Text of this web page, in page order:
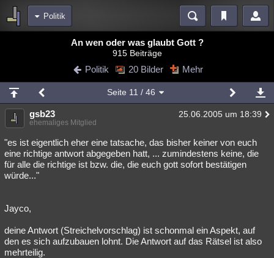
Politik
Blogs Videos
Chat Wiki Neuigkeiten
meine Rubriken
Menschen Mystery Kriminalfälle
Spiritualität Verschwörungen Technologie Ufologie
Natur Umfragen Unterhaltung
Astronomie Helpdesk Gruppen Gaming Filme
Musik
An wen oder was glaubt Gott ?
915 Beiträge
Politik 20 Bilder Mehr
Seite 11 / 46
gsb23 25.06.2005 um 18:39
ehemaliges Mitglied
"es ist eigentlich eher eine tatsache, das bisher keiner von euch
eine richtige antwort abgegeben hatt, ... zumindestens keine, die
für alle die richtige ist bzw. die, die euch gott sofort bestätigen
würde..."
Jayco,
deine Antwort (Streichelvorschlag) ist schonmal ein Aspekt, auf
den es sich aufzubauen lohnt. Die Antwort auf das Rätsel ist also
mehrteilig.